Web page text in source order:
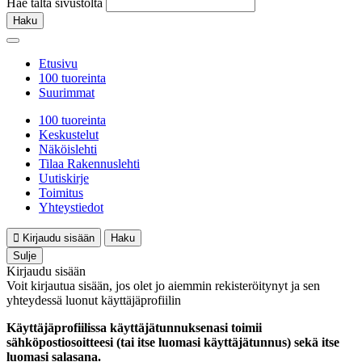
Hae tältä sivustolta
Haku
Etusivu
100 tuoreinta
Suurimmat
100 tuoreinta
Keskustelut
Näköislehti
Tilaa Rakennuslehti
Uutiskirje
Toimitus
Yhteystiedot
Kirjaudu sisään
Haku
Sulje
Kirjaudu sisään
Voit kirjautua sisään, jos olet jo aiemmin rekisteröitynyt ja sen
yhteydessä luonut käyttäjäprofiilin
Käyttäjäprofiilissa käyttäjätunnuksenasi toimii
sähköpostiosoitteesi (tai itse luomasi käyttäjätunnus) sekä itse
luomasi salasana.